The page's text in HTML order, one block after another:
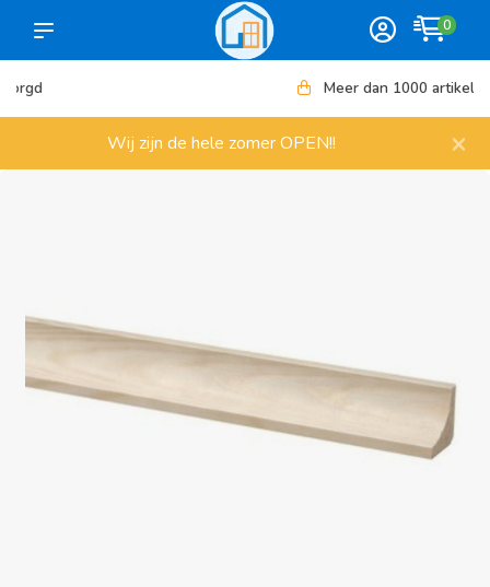
0
Meer dan 1000 artikelen
Wij zijn de hele zomer OPEN!! ×